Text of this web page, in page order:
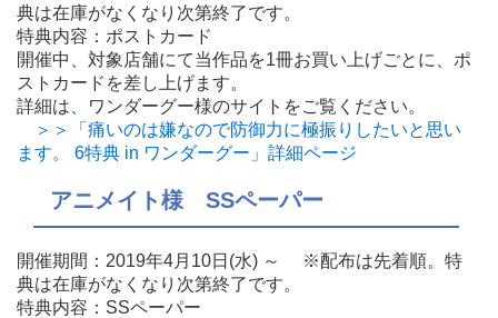
典は在庫がなくなり次第終了です。
特典内容：ポストカード
開催中、対象店舗にて当作品を1冊お買い上げごとに、ポ
ストカードを差し上げます。
詳細は、ワンダーグー様のサイトをご覧ください。
＞＞「痛いのは嫌なので防御力に極振りしたいと思い
ます。 6特典 in ワンダーグー」詳細ページ
アニメイト様 SSペーパー
開催期間：2019年4月10日(水) ～ ※配布は先着順。特
典は在庫がなくなり次第終了です。
特典内容：SSペーパー